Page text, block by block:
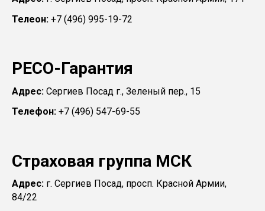
Телеон: +7 (496) 995-19-72
РЕСО-Гарантия
Адрес: Сергиев Посад г., Зеленый пер., 15
Телефон: +7 (496) 547-69-55
Страховая группа МСК
Адрес: г. Сергиев Посад, просп. Красной Армии,
84/22